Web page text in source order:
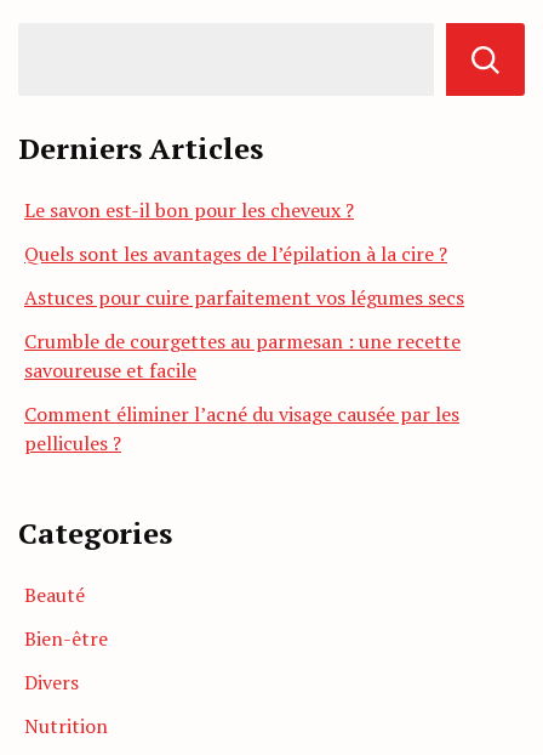
Derniers Articles
Le savon est-il bon pour les cheveux ?
Quels sont les avantages de l’épilation à la cire ?
Astuces pour cuire parfaitement vos légumes secs
Crumble de courgettes au parmesan : une recette
savoureuse et facile
Comment éliminer l’acné du visage causée par les
pellicules ?
Categories
Beauté
Bien-être
Divers
Nutrition